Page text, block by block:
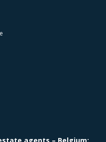
agents – Belgium: